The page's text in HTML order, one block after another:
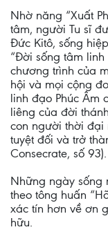
Nhờ năng “Xuất
tâm, người Tu sĩ
Đức Kitô, sống
“Đời sống tâm
chương trình của
hội và mọi cộng
linh đạo Phúc Âm
liêng của đời
con người thời đại
tuyệt đối và trở
Consecrate, số 93).
Những ngày sống
theo tông huấn
xác tín hơn về ơn
hữu.